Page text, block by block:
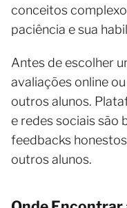
conceitos
paciência e sua
Antes de escolher
avaliações online
outros alunos.
e redes sociais são
feedbacks
outros alunos.